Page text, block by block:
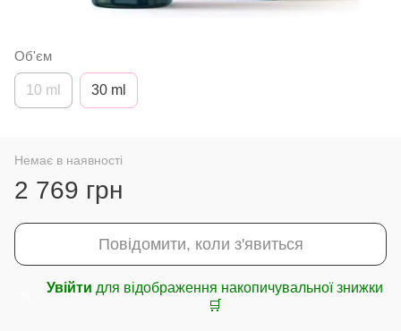
Об'єм
10 ml 30 ml
Немає в наявності
2 769 грн
Повідомити, коли з'явиться
Увійти для відображення накопичувальної знижки
🛒